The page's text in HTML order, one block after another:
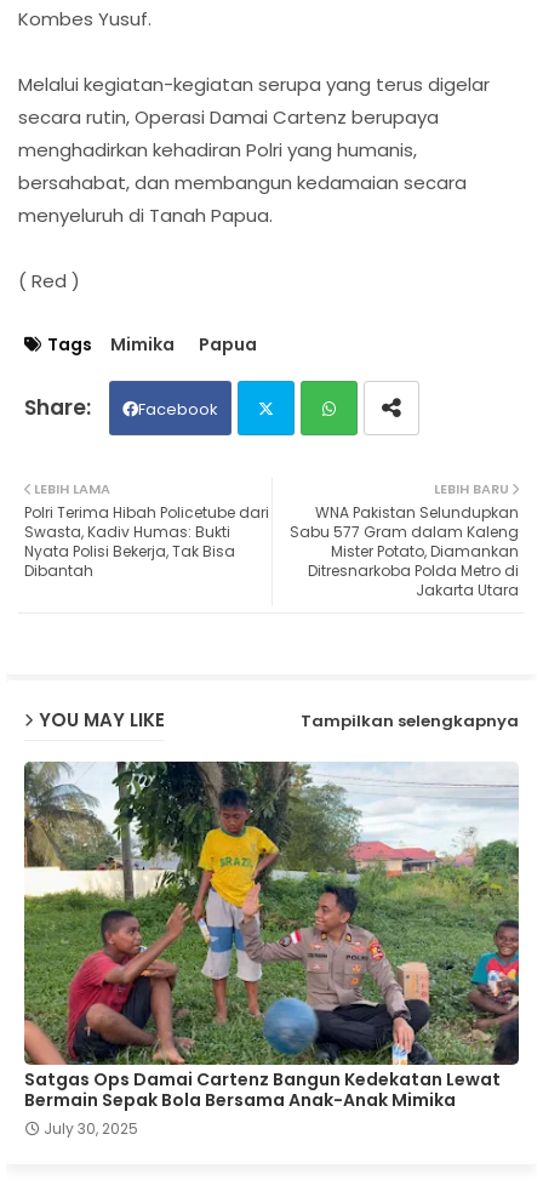
Kombes Yusuf.
Melalui kegiatan-kegiatan serupa yang terus digelar
secara rutin, Operasi Damai Cartenz berupaya
menghadirkan kehadiran Polri yang humanis,
bersahabat, dan membangun kedamaian secara
menyeluruh di Tanah Papua.
( Red )
Tags Mimika Papua
Facebook
ter ats
ap
LEBIH BARU
WNA Pakistan Selundupkan
Sabu 577 Gram dalam Kaleng
Mister Potato, Diamankan
Ditresnarkoba Polda Metro di
Jakarta Utara
LEBIH LAMA
Polri Terima Hibah Policetube dari
Swasta, Kadiv Humas: Bukti
Nyata Polisi Bekerja, Tak Bisa
Dibantah
YOU MAY LIKE Tampilkan selengkapnya
Satgas Ops Damai Cartenz Bangun Kedekatan Lewat
Bermain Sepak Bola Bersama Anak-Anak Mimika
July 30, 2025